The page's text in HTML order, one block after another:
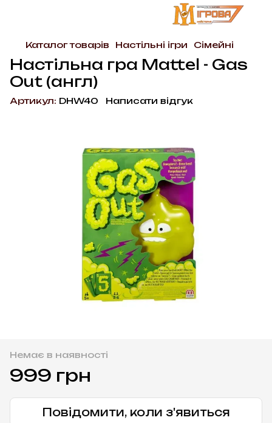
Каталог товарів Настільні ігри Сімейні
Настільна гра Mattel - Gas
Out (англ)
Артикул: DHW40 Написати відгук
Немає в наявності
999 грн
Повідомити, коли з'явиться